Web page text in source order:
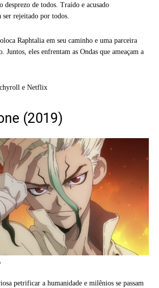
desprezo de todos. Traído e acusado
ser rejeitado por todos.
Raphtalia em seu caminho e uma parceira
Juntos, eles enfrentam as Ondas que ameaçam a
e Netflix
(2019)
petrificar a humanidade e milênios se passam